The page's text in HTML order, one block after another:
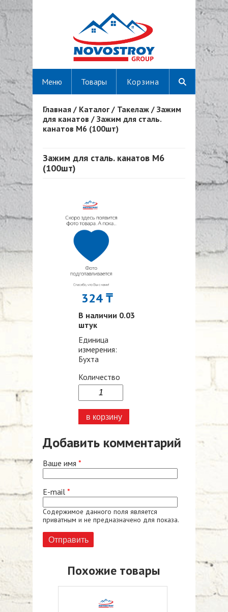
Корзина
Меню Товары
Вы здесь
Главная / Каталог / Такелаж / Зажим
для канатов / Зажим для сталь.
канатов М6 (100шт)
Зажим для сталь. канатов М6
(100шт)
324 ₸
В наличии 0.03
штук
Единица
измерения:
Бухта
Количество
Добавить комментарий
Ваше имя *
E-mail *
Содержимое данного поля является
приватным и не предназначено для показа.
Похожие товары